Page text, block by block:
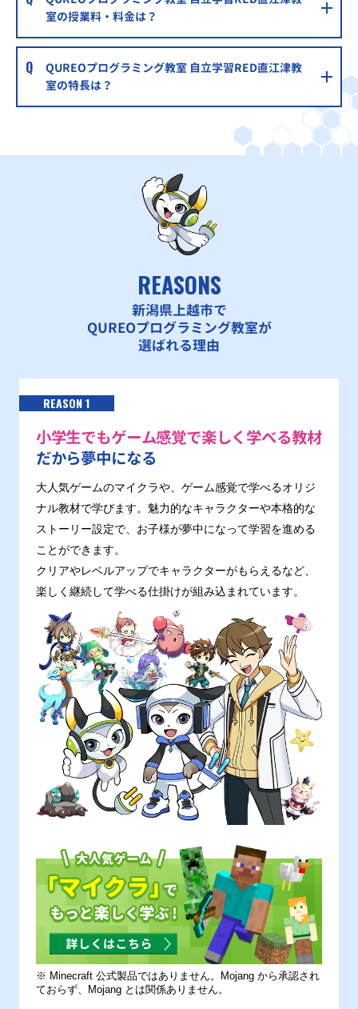
室の授業料・料金は？
QUREOプログラミング教室 自立学習RED直江津教
室の特長は？
REASONS
新潟県上越市で
QUREOプログラミング教室が
選ばれる理由
REASON 1
小学生でもゲーム感覚で楽しく学べる教材
だから夢中になる
大人気ゲームのマイクラや、ゲーム感覚で学べるオリジ
ナル教材で学びます。魅力的なキャラクターや本格的な
ストーリー設定で、お子様が夢中になって学習を進める
ことができます。
クリアやレベルアップでキャラクターがもらえるなど、
楽しく継続して学べる仕掛けが組み込まれています。
※ Minecraft 公式製品ではありません。Mojang から承認され
ておらず、Mojang とは関係ありません。